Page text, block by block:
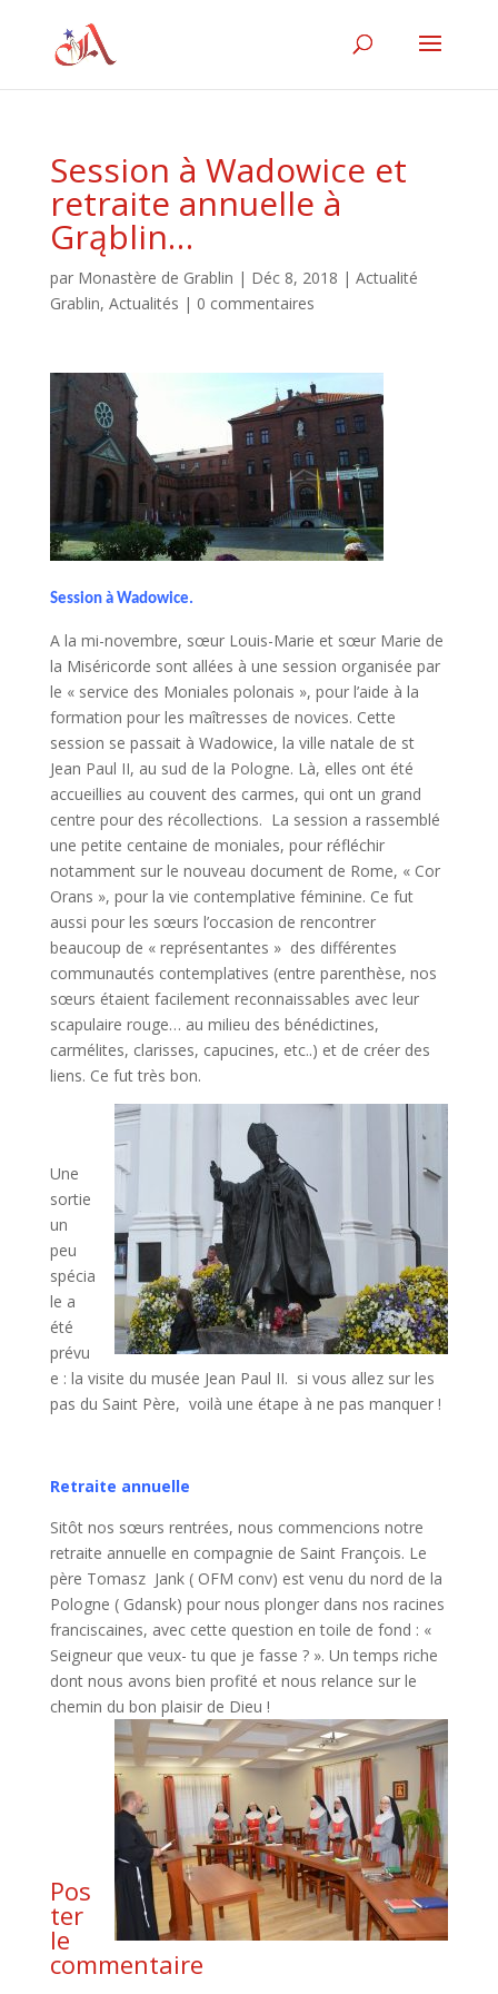
Session à Wadowice et
retraite annuelle à
Grąblin…
par Monastère de Grablin | Déc 8, 2018 | Actualité
Grablin, Actualités | 0 commentaires
Session à Wadowice.
A la mi-novembre, sœur Louis-Marie et sœur Marie de
la Miséricorde sont allées à une session organisée par
le « service des Moniales polonais », pour l’aide à la
formation pour les maîtresses de novices. Cette
session se passait à Wadowice, la ville natale de st
Jean Paul II, au sud de la Pologne. Là, elles ont été
accueillies au couvent des carmes, qui ont un grand
centre pour des récollections. La session a rassemblé
une petite centaine de moniales, pour réfléchir
notamment sur le nouveau document de Rome, « Cor
Orans », pour la vie contemplative féminine. Ce fut
aussi pour les sœurs l’occasion de rencontrer
beaucoup de « représentantes » des différentes
communautés contemplatives (entre parenthèse, nos
sœurs étaient facilement reconnaissables avec leur
scapulaire rouge… au milieu des bénédictines,
carmélites, clarisses, capucines, etc..) et de créer des
liens. Ce fut très bon.
Une
sortie
un
peu
spécia
le a
été
prévu
e : la visite du musée Jean Paul II. si vous allez sur les
pas du Saint Père, voilà une étape à ne pas manquer !
Retraite annuelle
Sitôt nos sœurs rentrées, nous commencions notre
retraite annuelle en compagnie de Saint François. Le
père Tomasz Jank ( OFM conv) est venu du nord de la
Pologne ( Gdansk) pour nous plonger dans nos racines
franciscaines, avec cette question en toile de fond : «
Seigneur que veux- tu que je fasse ? ». Un temps riche
dont nous avons bien profité et nous relance sur le
chemin du bon plaisir de Dieu !
Pos
ter
le
commentaire